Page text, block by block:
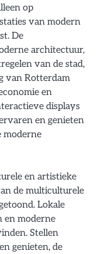
op
van modern
De
architectuur,
van de stad,
van Rotterdam
en
displays
en genieten
moderne
en artistieke
de multiculturele
Lokale
en moderne
Stellen
genieten, de